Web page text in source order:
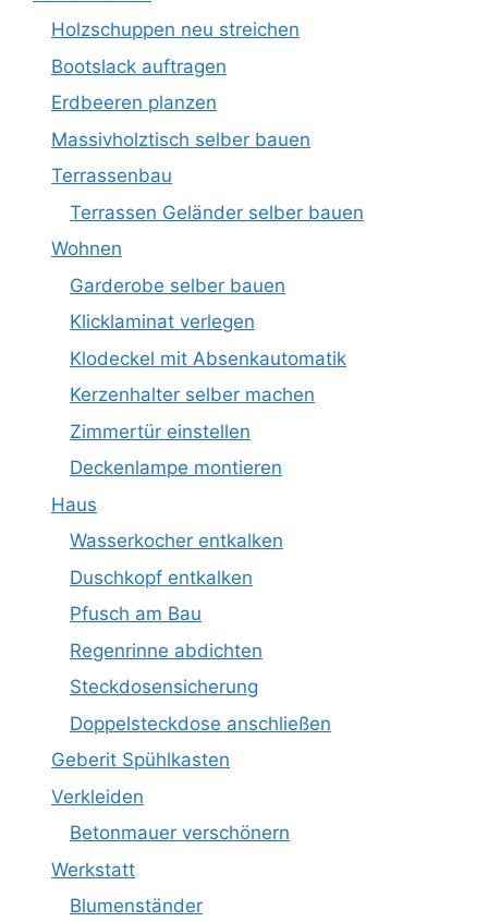
Holzschuppen neu streichen
Bootslack auftragen
Erdbeeren planzen
Massivholztisch selber bauen
Terrassenbau
Terrassen Geländer selber bauen
Wohnen
Garderobe selber bauen
Klicklaminat verlegen
Klodeckel mit Absenkautomatik
Kerzenhalter selber machen
Zimmertür einstellen
Deckenlampe montieren
Haus
Wasserkocher entkalken
Duschkopf entkalken
Pfusch am Bau
Regenrinne abdichten
Steckdosensicherung
Doppelsteckdose anschließen
Geberit Spühlkasten
Verkleiden
Betonmauer verschönern
Werkstatt
Blumenständer